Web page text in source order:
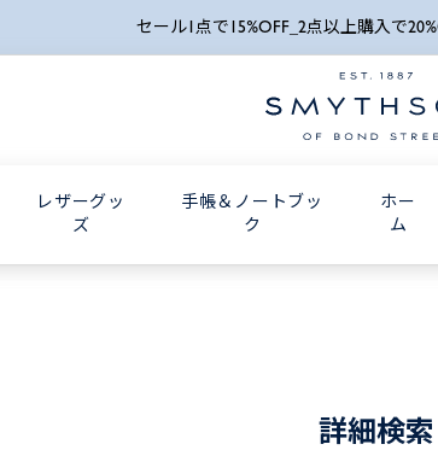
セール1点で15%OFF_2点以上購入で
レザーグッ
ズ
手帳＆ノートブッ
ク
ホー
ム
詳細検索